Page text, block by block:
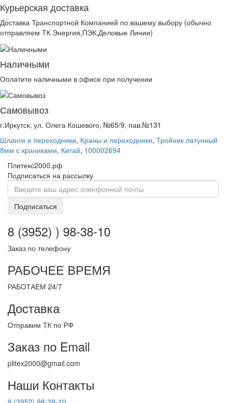
Курьерская доставка
Доставка Транспортной Компанией по вашему выбору (обычно
отправляем ТК Энергия,ПЭК,Деловые Линии)
Наличными
Оплатите наличными в офисе при получении
Самовывоз
г.Иркутск, ул. Олега Кошевого, №65/9, пав.№131
Шланги и переходники, Краны и переходники, Тройник латунный
8мм с краниками, Китай, 100002694
Плитекс2000.рф
Подписаться на рассылку
Подписаться
8 (3952) ) 98-38-10
Заказ по телефону
РАБОЧЕЕ ВРЕМЯ
РАБОТАЕМ 24/7
Доставка
Отправим ТК по РФ
Заказ по Email
plitex2000@gmail.com
Наши Контакты